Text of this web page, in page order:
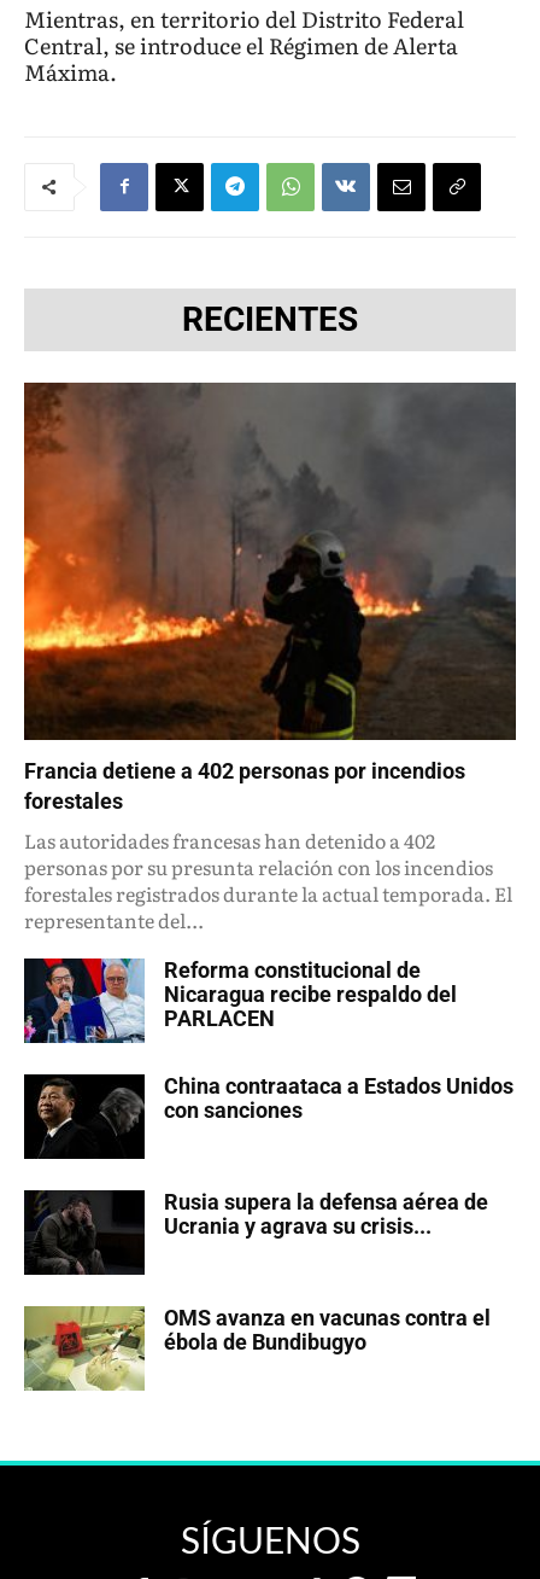
Mientras, en territorio del Distrito Federal
Central, se introduce el Régimen de Alerta
Máxima.
RECIENTES
Francia detiene a 402 personas por incendios
forestales
Las autoridades francesas han detenido a 402
personas por su presunta relación con los incendios
forestales registrados durante la actual temporada. El
representante del...
Reforma constitucional de
Nicaragua recibe respaldo del
PARLACEN
China contraataca a Estados Unidos
con sanciones
Rusia supera la defensa aérea de
Ucrania y agrava su crisis...
OMS avanza en vacunas contra el
ébola de Bundibugyo
SÍGUENOS